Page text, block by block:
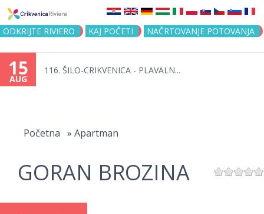
Jump to navigation
ODKRIJTE RIVIERO KAJ POČETI NAČRTOVANJE POTOVANJA
15
AUG
116. ŠILO-CRIKVENICA - PLAVALN...
Početna » Apartman
GORAN BROZINA